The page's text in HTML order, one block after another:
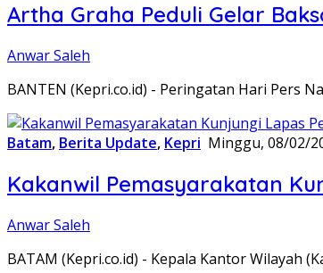
Artha Graha Peduli Gelar
Anwar Saleh
BANTEN (Kepri.co.id) - Peringatan Hari Pers
Batam, Berita Update, Kepri Minggu, 08/02/
Kakanwil Pemasyarakatan
Anwar Saleh
BATAM (Kepri.co.id) - Kepala Kantor Wilayah